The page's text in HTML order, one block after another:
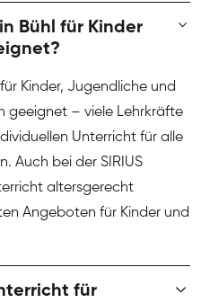
Bühl für Kinder
Kinder, Jugendliche und
geeignet – viele Lehrkräfte
Unterricht für alle
Auch bei der SIRIUS
altersgerecht
Angeboten für Kinder und
für